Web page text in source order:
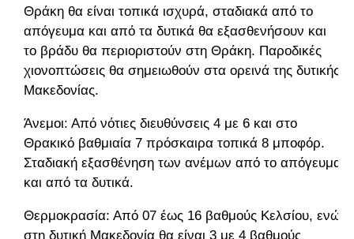
Θράκη θα είναι τοπικά ισχυρά, σταδιακά από το
απόγευμα και από τα δυτικά θα εξασθενήσουν και
το βράδυ θα περιοριστούν στη Θράκη. Παροδικές
χιονοπτώσεις θα σημειωθούν στα ορεινά της δυτικής
Μακεδονίας.
Άνεμοι: Από νότιες διευθύνσεις 4 με 6 και στο
Θρακικό βαθμιαία 7 πρόσκαιρα τοπικά 8 μποφόρ.
Σταδιακή εξασθένηση των ανέμων από το απόγευμα
και από τα δυτικά.
Θερμοκρασία: Από 07 έως 16 βαθμούς Κελσίου, ενώ
στη δυτική Μακεδονία θα είναι 3 με 4 βαθμούς